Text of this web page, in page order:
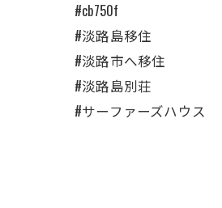
#cb750f
#淡路島移住
#淡路市へ移住
#淡路島別荘
#サーファーズハウス